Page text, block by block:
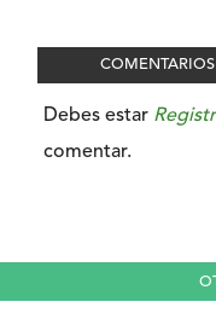
COMENTARIOS
Debes estar
comentar.